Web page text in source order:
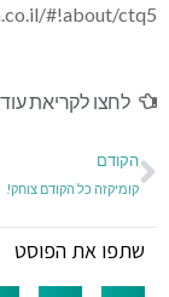
#!about/ctq5
לחצו לקריאת
הקודם
קומיקזה כל הקודם צוחק!
שתפו את הפוסט